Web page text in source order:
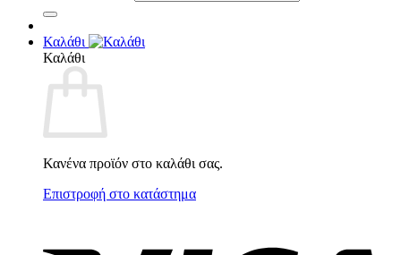
Καλάθι
Καλάθι
Κανένα προϊόν στο καλάθι σας.
Επιστροφή στο κατάστημα